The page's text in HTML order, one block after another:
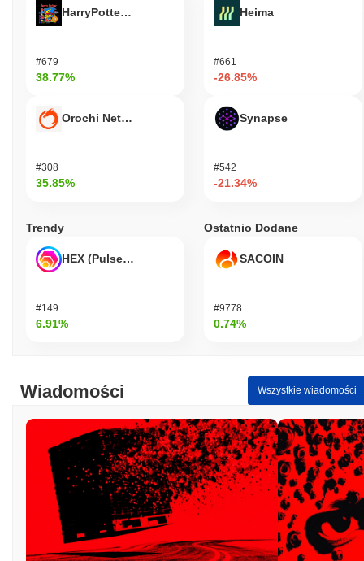
HarryPotterObamaSonic10Inu (ETH)
#679
38.77%
Orochi Network
#308
35.85%
Heima
#661
-26.85%
Synapse
#542
-21.34%
Trendy
HEX (Pulsechain)
#149
6.91%
Ostatnio Dodane
SACOIN
#9778
0.74%
Wiadomości Wszystkie wiadomości